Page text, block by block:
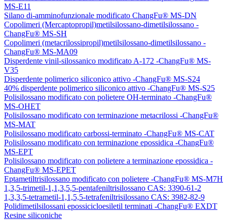
MS-E11
Silano di-amminofunzionale modificato ChangFu® MS-DN
Copolimeri (Mercaptopropil)metilsilossano-dimetilsilossano -
ChangFu® MS-SH
Copolimeri (metacrilossipropil)metilsilossano-dimetilsilossano -
ChangFu® MS-MA09
Disperdente vinil-silossanico modificato A-172 -ChangFu® MS-
V35
Disperdente polimerico siliconico attivo -ChangFu® MS-S24
40% disperdente polimerico siliconico attivo -ChangFu® MS-S25
Polisilossano modificato con polietere OH-terminato -ChangFu®
MS-OHET
Polisilossano modificato con terminazione metacrilossi -ChangFu®
MS-MAT
Polisilossano modificato carbossi-terminato -ChangFu® MS-CAT
Polisilossano modificato con terminazione epossidica -ChangFu®
MS-EPT
Polisilossano modificato con polietere a terminazione epossidica -
ChangFu® MS-EPET
Eptametiltrisilossano modificato con polietere -ChangFu® MS-M7H
1,3,5-trimetil-1,1,3,5,5-pentafeniltrisilossano CAS: 3390-61-2
1,3,3,5-tetrametil-1,1,5,5-tetrafeniltrisilossano CAS: 3982-82-9
Polidimetilsilossani epossicicloesiletil terminati -ChangFu® EXDT
Resine siliconiche